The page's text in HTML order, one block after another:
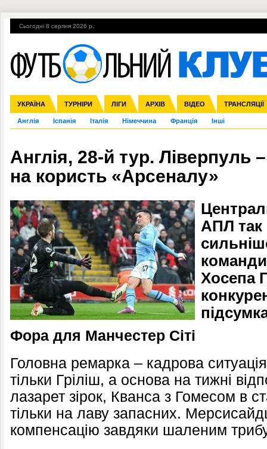
Сьогодні 8 серпня 2026 р.
УКРАЇНА ТУРНІРИ ЛІГИ АРХІВ ВІДЕО ТРАНСЛЯЦІЇ
Збірна Прем'єр-ліга Перша ліга Друга ліга Кубок України
Ліга чемпіонів Ліга Європи Міжнародні Ліга націй Ліга
Англія Іспанія Італія Німеччина Франція Інші
ЧС-2014 ЄВРО-2016 Росія Кубок конфедерацій ЧЄ-2015 (U-
Гарячі теми УПЛ, 2-й тур ВІЙНА УПЛ-ПЕРЕХОДИ
Англія, 28-й тур. Ліверпуль
на користь «Арсеналу»
АПЛ так
Хосепа
Фора для Манчестер Сіті
Головна ремарка – кадрова
тільки Гріліш, а основа на тижні
лазарет зірок, Кванса з Гомесом в
тільки на лаву запасних.
компенсацію завдяки шаленим